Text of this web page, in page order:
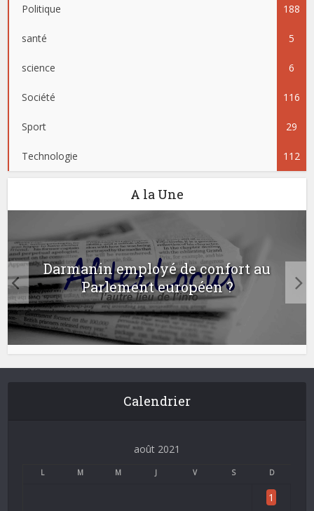
Politique 188
santé 5
science 6
Société 116
Sport 29
Technologie 112
A la Une
Darmanin employé de confort au
Parlement européen ?
Calendrier
août 2021
L M M J V S D
1